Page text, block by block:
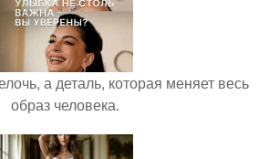
а деталь, которая меняет весь
образ человека.